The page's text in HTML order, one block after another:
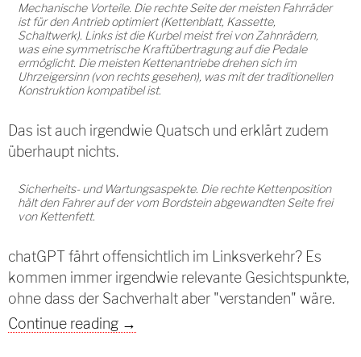
Mechanische Vorteile. Die rechte Seite der meisten Fahrräder
ist für den Antrieb optimiert (Kettenblatt, Kassette,
Schaltwerk). Links ist die Kurbel meist frei von Zahnrädern,
was eine symmetrische Kraftübertragung auf die Pedale
ermöglicht. Die meisten Kettenantriebe drehen sich im
Uhrzeigersinn (von rechts gesehen), was mit der traditionellen
Konstruktion kompatibel ist.
Das ist auch irgendwie Quatsch und erklärt zudem
überhaupt nichts.
Sicherheits- und Wartungsaspekte. Die rechte Kettenposition
hält den Fahrer auf der vom Bordstein abgewandten Seite frei
von Kettenfett.
chatGPT fährt offensichtlich im Linksverkehr? Es
kommen immer irgendwie relevante Gesichtspunkte,
ohne dass der Sachverhalt aber "verstanden" wäre.
Continue reading chatGPT halluziniert
→